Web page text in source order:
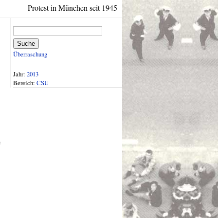
Protest in München seit 1945
Suche
Überraschung
Jahr: 2013
Bereich: CSU